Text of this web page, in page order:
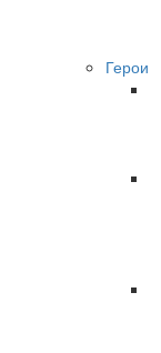
Герои